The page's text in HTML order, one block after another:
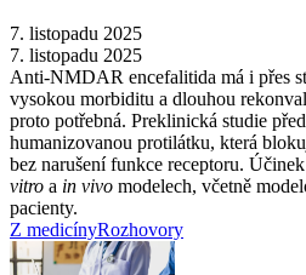
7. listopadu 2025
7. listopadu 2025
Anti-NMDAR encefalitida má i přes
vysokou morbiditu a dlouhou
proto potřebná. Preklinická studie
humanizovanou protilátku, která
bez narušení funkce receptoru.
vitro a in vivo modelech, včetně
pacienty.
Z medicínyRozhovory